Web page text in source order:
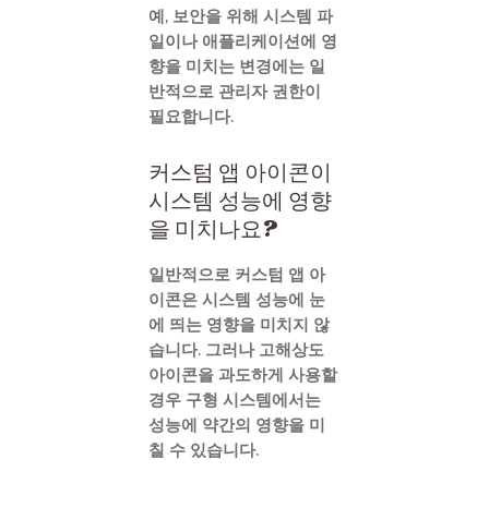
예, 보안을 위해 시스템 파
일이나 애플리케이션에 영
향을 미치는 변경에는 일
반적으로 관리자 권한이
필요합니다.
커스텀 앱 아이콘이
시스템 성능에 영향
을 미치나요?
일반적으로 커스텀 앱 아
이콘은 시스템 성능에 눈
에 띄는 영향을 미치지 않
습니다. 그러나 고해상도
아이콘을 과도하게 사용할
경우 구형 시스템에서는
성능에 약간의 영향을 미
칠 수 있습니다.